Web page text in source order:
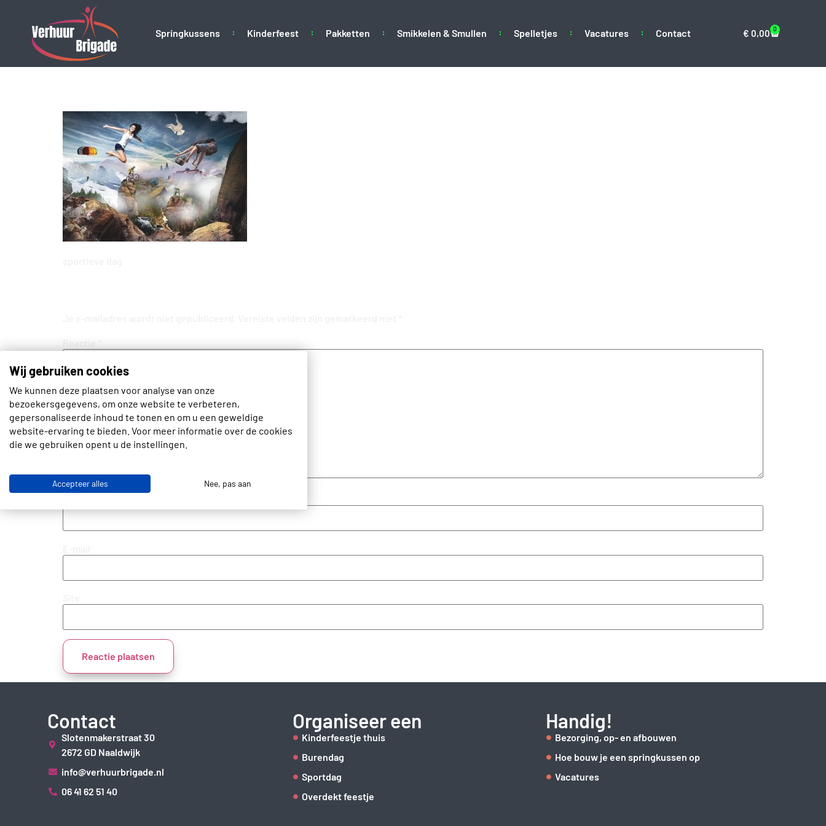
Springkussens Kinderfeest Pakketten Smikkelen & Smullen Spelletjes Vacatures Contact € 0,00 0
Reactie
Contact
Slotenmakerstraat 30
2672 GD Naaldwijk
info@verhuurbrigade.nl
06 41 62 51 40
Organiseer een
Kinderfeestje thuis
Burendag
Sportdag
Overdekt feestje
Handig!
Bezorging, op- en afbouwen
Hoe bouw je een springkussen op
Vacatures
Wij gebruiken cookies
We kunnen deze plaatsen voor analyse van onze
bezoekersgegevens, om onze website te verbeteren,
gepersonaliseerde inhoud te tonen en om u een geweldige
website-ervaring te bieden. Voor meer informatie over de cookies
die we gebruiken opent u de instellingen.
Accepteer alles Nee, pas aan